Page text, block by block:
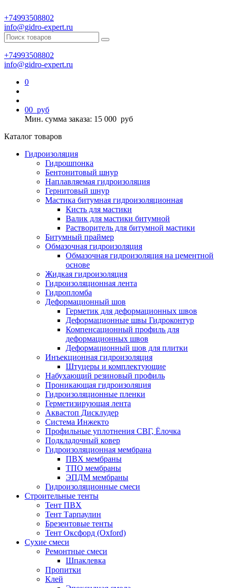
+74993508802
info@gidro-expert.ru
+74993508802
info@gidro-expert.ru
0
00 руб
Мин. сумма заказа: 15 000 руб
Каталог товаров
Гидроизоляция
Гидрошпонка
Бентонитовый шнур
Наплавляемая гидроизоляция
Гернитовый шнур
Мастика битумная гидроизоляционная
Кисть для мастики
Валик для мастики битумной
Растворитель для битумной мастики
Битумный праймер
Обмазочная гидроизоляция
Обмазочная гидроизоляция на цементной
основе
Жидкая гидроизоляция
Гидроизоляционная лента
Гидропломба
Деформационный шов
Герметик для деформационных швов
Деформационные швы Гидроконтур
Компенсационный профиль для
деформационных швов
Деформационный шов для плитки
Инъекционная гидроизоляция
Штуцеры и комплектующие
Набухающий резиновый профиль
Проникающая гидроизоляция
Гидроизоляционные пленки
Герметизирующая лента
Аквастоп Дисклудер
Система Инжекто
Профильные уплотнения СВГ, Ёлочка
Подкладочный ковер
Гидроизоляционная мембрана
ПВХ мембраны
ТПО мембраны
ЭПДМ мембраны
Гидроизоляционные смеси
Строительные тенты
Тент ПВХ
Тент Тарпаулин
Брезентовые тенты
Тент Оксфорд (Oxford)
Сухие смеси
Ремонтные смеси
Шпаклевка
Пропитки
Клей